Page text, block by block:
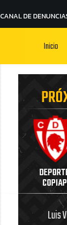
CANAL DE
Inicio
Luis